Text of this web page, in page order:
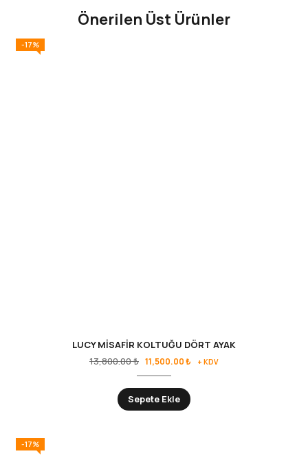
Önerilen Üst Ürünler
-17%
LUCY MİSAFİR KOLTUĞU DÖRT AYAK
13,800.00₺ 11,500.00₺ + KDV
Sepete Ekle
-17%